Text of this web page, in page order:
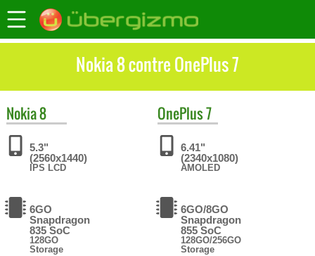
Nokia 8 contre OnePlus 7
Nokia8
5.3"
(2560x1440)
IPS LCD
6GO
Snapdragon
835 SoC
128GO
Storage
OnePlus7
6.41"
(2340x1080)
AMOLED
6GO/8GO
Snapdragon
855 SoC
128GO/256GO
Storage